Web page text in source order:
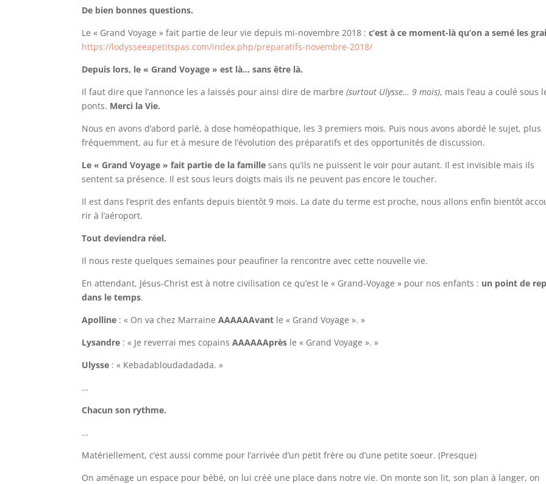
De bien bonnes questions.
Le « Grand Voyage » fait partie de leur vie depuis mi-novembre 2018 :c’est à ce moment-là qu’on a semé les
https://lodysseeapetitspas.com/index.php/preparatifs-novembre-2018/
Depuis lors, le « Grand Voyage » est là… sans être là.
Il faut dire que l’annonce les a laissés pour ainsi dire de marbre(surtout Ulysse… 9 mois), mais l’eau a coulé sous
ponts. Merci la Vie.
Nous en avons d’abord parlé, à dose homéopathique, les 3 premiers mois. Puis nous avons abordé le sujet, plus
fréquemment, au fur et à mesure de l’évolution des préparatifs et des opportunités de discussion.
Le « Grand Voyage » fait partie de la famille sans qu’ils ne puissent le voir pour autant. Il est invisible mais ils
sentent sa présence. Il est sous leurs doigts mais ils ne peuvent pas encore le toucher.
Il est dans l’esprit des enfants depuis bientôt 9 mois. La date du terme est proche, nous allons enfin bientôt
rir à l’aéroport.
Tout deviendra réel.
Il nous reste quelques semaines pour peaufiner la rencontre avec cette nouvelle vie.
En attendant, Jésus-Christ est à notre civilisation ce qu’est le « Grand-Voyage » pour nos enfants : un point de
dans le temps.
Apolline : « On va chez MarraineAAAAAAvant le « Grand Voyage ». »
Lysandre : « Je reverrai mes copainsAAAAAAprès le « Grand Voyage ». »
Ulysse : « Kebadabloudadadada. »
…
Chacun son rythme.
…
Matériellement, c’est aussi comme pour l’arrivée d’un petit frère ou d’une petite soeur. (Presque)
On aménage un espace pour bébé, on lui créé une place dans notre vie. On monte son lit, son plan à langer, on